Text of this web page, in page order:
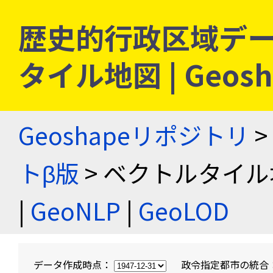
歴史的行政区域デ
タイル地図 |
Geoshapeリポジトリ >
トβ版 > ベクトルタイ
| GeoNLP | GeoLOD
データ作成時点： 政令指定都市の統